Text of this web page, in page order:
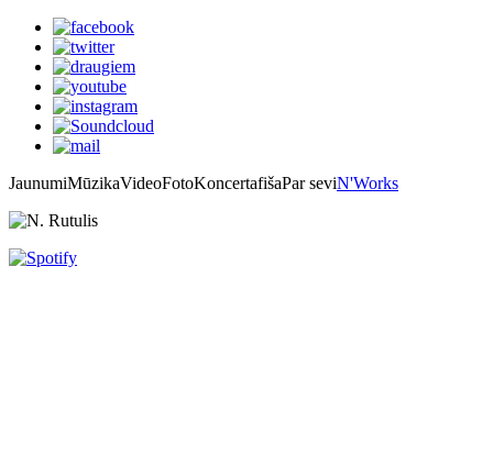
JaunumiMūzikaVideoFotoKoncertafišaPar seviN'Works